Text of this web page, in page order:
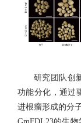
研究团队创
功能分化，通过
进根瘤形成的分